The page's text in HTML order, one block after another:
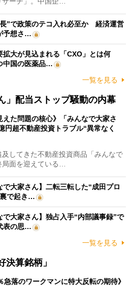
”で政策のテコ入れ必至か 経済運営
予想さ…
拡大が見込まれる「CXO」とは何
中国の医薬品…
一覧を見る
」配当ストップ騒動の内幕
えた問題の核心》「みんなで大家さ
円超不動産投資トラブル“異常なく
してきた不動産投資商品「みんなで
面を迎えている…
で大家さん】二転三転した“成田プロ
で起き…
で大家さん】独占入手“内部議事録”で
表の思…
一覧を見る
決算銘柄」
急落のワークマンに特大反転の期待》